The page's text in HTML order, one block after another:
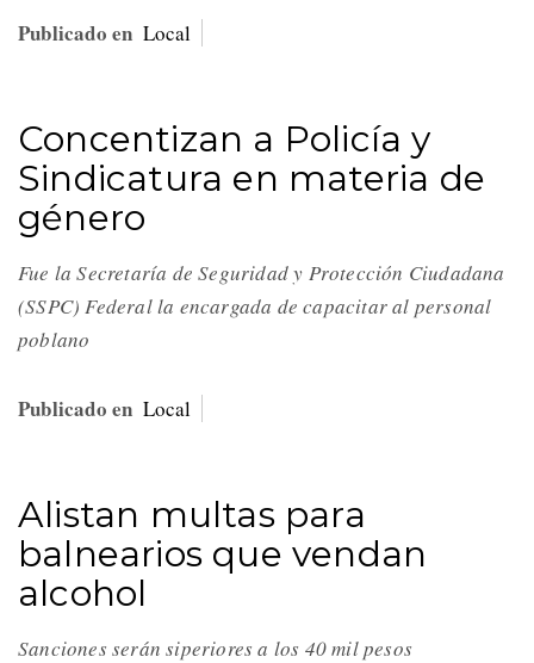
Publicado en Local
Concentizan a Policía y
Sindicatura en materia de
género
Fue la Secretaría de Seguridad y Protección Ciudadana
(SSPC) Federal la encargada de capacitar al personal
poblano
Publicado en Local
Alistan multas para
balnearios que vendan
alcohol
Sanciones serán siperiores a los 40 mil pesos